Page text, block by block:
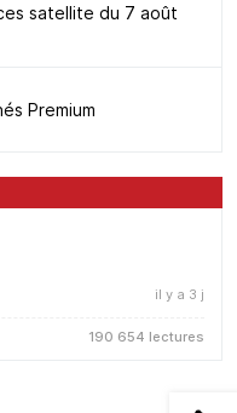
satellite du 7 août
Premium
il y a 3 j
190 654 lectures